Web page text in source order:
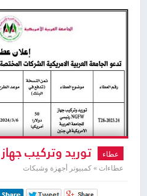
عطاء توريد وتركيب جهاز NGFW رئيسي
عطاءات » كمبيوتر أجهزة وشبكات